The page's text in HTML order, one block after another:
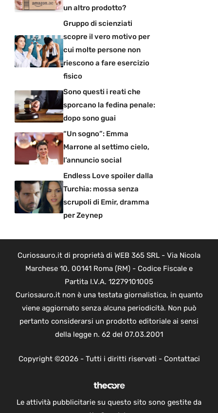
un altro prodotto?
Gruppo di scienziati
scopre il vero motivo per
cui molte persone non
riescono a fare esercizio
fisico
Sono questi i reati che
sporcano la fedina penale:
dopo sono guai
“Un sogno”: Emma
Marrone al settimo cielo,
l’annuncio social
Endless Love spoiler dalla
Turchia: mossa senza
scrupoli di Emir, dramma
per Zeynep
Curiosauro.it di proprietà di WEB 365 SRL - Via Nicola
Marchese 10, 00141 Roma (RM) - Codice Fiscale e
Partita I.V.A. 12279101005
Curiosauro.it non è una testata giornalistica, in quanto
viene aggiornato senza alcuna periodicità. Non può
pertanto considerarsi un prodotto editoriale ai sensi
della legge n. 62 del 07.03.2001
Copyright ©2026 - Tutti i diritti riservati - Contattaci
Le attività pubblicitarie su questo sito sono gestite da